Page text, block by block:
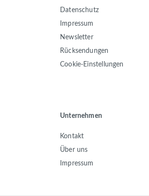
Datenschutz
Impressum
Newsletter
Rücksendungen
Cookie-Einstellungen
Unternehmen
Kontakt
Über uns
Impressum